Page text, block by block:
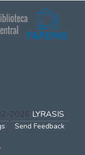
2026 LYRASIS
Send Feedback